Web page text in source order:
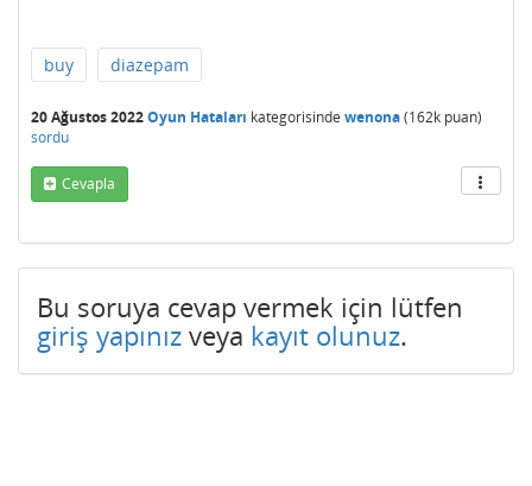
buy diazepam
20 Ağustos 2022Oyun Hataları kategorisinde wenona(162k puan)
sordu
Cevapla
Bu soruya cevap vermek için lütfen
giriş yapınız veya kayıt olunuz.